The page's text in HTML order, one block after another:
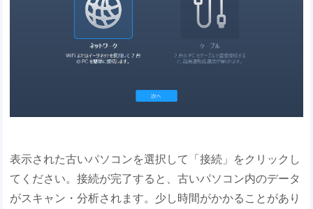
表示された古いパソコンを選択して「接続」をクリックし
てください。接続が完了すると、古いパソコン内のデータ
がスキャン・分析されます。少し時間がかかることがあり